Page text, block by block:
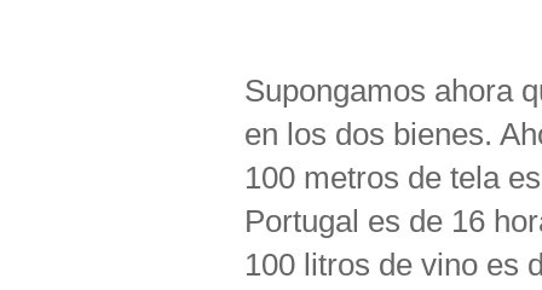
Supongamos ahora
en los dos bienes.
100 metros de tela
Portugal es de 16
100 litros de vino es